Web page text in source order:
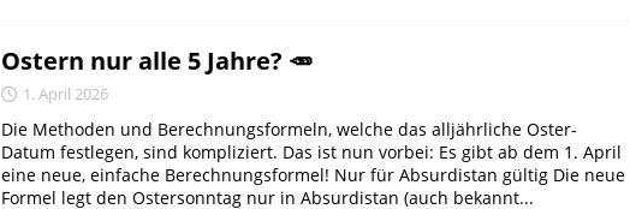
Ostern nur alle 5 Jahre? 🥕
1. April 2026
Die Methoden und Berechnungsformeln, welche das alljährliche Oster-
Datum festlegen, sind kompliziert. Das ist nun vorbei: Es gibt ab dem 1. April
eine neue, einfache Berechnungsformel! Nur für Absurdistan gültig Die neue
Formel legt den Ostersonntag nur in Absurdistan (auch bekannt...